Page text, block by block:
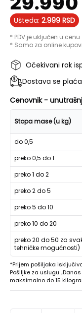
Ušteda: 2.999 RSD
* PDV je uključen u cenu
* Samo za online
Očekivani rok
Dostava se
Cenovnik -
Stopa mase (u kg)
do 0,5
preko 0,5 do 1
preko 1 do 2
preko 2 do 5
preko 5 do 10
preko 10 do 20
preko 20 do 50 za
tehničke mogućnosti)
*Prijem pošiljaka
Pošiljke za uslugu
maksimalno do 15